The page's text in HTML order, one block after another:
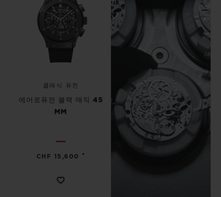
클래식 퓨전
에어로퓨전 블랙 매직 45
MM
CHF 15,600 •